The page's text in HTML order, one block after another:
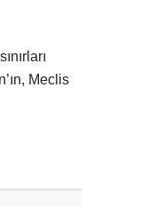
Meclis